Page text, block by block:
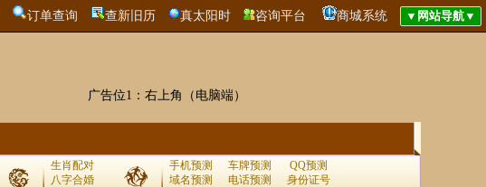
订单查询 查新旧历 真太阳时 咨询平台 商城系统
广告位1：右上角（电脑端）
生肖配对
八字合婚
手机预测 车牌预测
QQ预测
域名预测
电话预测
身份证号